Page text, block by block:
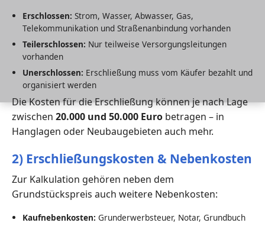
Erschlossen: Strom, Wasser, Abwasser, Gas,
Telekommunikation und Straßenanbindung vorhanden
Teilerschlossen: Nur teilweise Versorgungsleitungen
vorhanden
Unerschlossen: Erschließung muss vom Käufer bezahlt und
organisiert werden
Die Kosten für die Erschließung können je nach Lage
zwischen 20.000 und 50.000 Euro betragen – in
Hanglagen oder Neubaugebieten auch mehr.
2) Erschließungskosten & Nebenkosten
Zur Kalkulation gehören neben dem
Grundstückspreis auch weitere Nebenkosten:
Kaufnebenkosten: Grunderwerbsteuer, Notar, Grundbuch